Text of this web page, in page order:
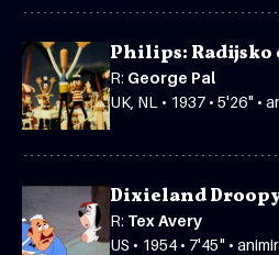
Philips: Radijsko
R: George Pal
UK, NL • 1937 • 5'26" •
Dixieland
R: Tex Avery
US • 1954 • 7'45" •